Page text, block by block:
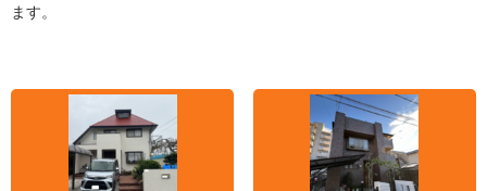
ます。